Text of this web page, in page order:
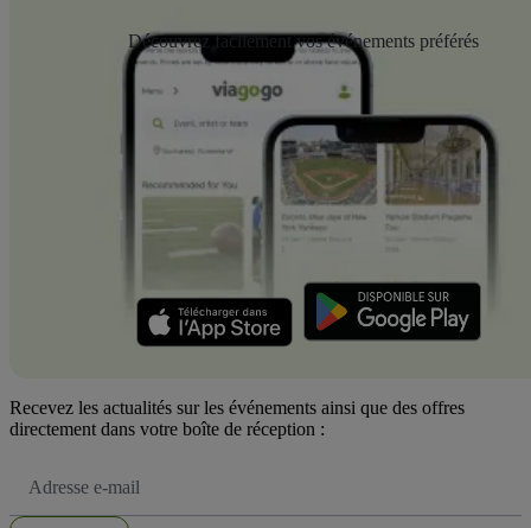
Découvrez facilement vos événements préférés
Recevez les actualités sur les événements ainsi que des offres
directement dans votre boîte de réception :
e-